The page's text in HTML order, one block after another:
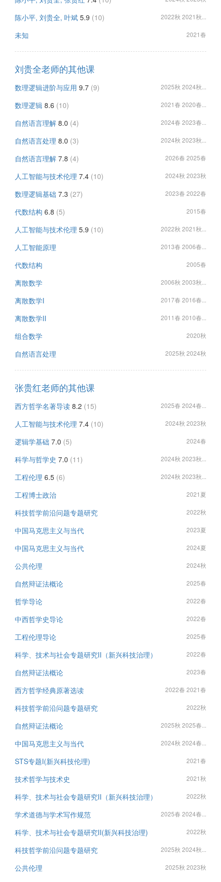
陈小平, 刘贵全, 叶斌 5.9 (10) 2022秋 2021秋...
未知 2021春
刘贵全老师的其他课
数理逻辑进阶与应用 9.7 (9) 2025秋 2024秋...
数理逻辑 8.6 (10) 2021春 2020春...
自然语言理解 8.0 (4) 2024春 2023春...
自然语言处理 8.0 (3) 2024秋 2023秋...
自然语言理解 7.8 (4) 2026春 2025春
人工智能与技术伦理 7.4 (10) 2024秋 2023秋
数理逻辑基础 7.3 (27) 2023春 2022春
代数结构 6.8 (5) 2015春
人工智能与技术伦理 5.9 (10) 2022秋 2021秋...
人工智能原理 2013春 2006春...
代数结构 2005春
离散数学 2006秋 2003秋...
离散数学I 2017春 2016春...
离散数学II 2011春 2010春...
组合数学 2020秋
自然语言处理 2025秋 2024秋
张贵红老师的其他课
西方哲学名著导读 8.2 (15) 2025春 2024春...
人工智能与技术伦理 7.4 (10) 2024秋 2023秋
逻辑学基础 7.0 (5) 2024春
科学与哲学史 7.0 (11) 2024秋 2023秋...
工程伦理 6.5 (6) 2024秋 2023秋...
工程博士政治 2021夏
科技哲学前沿问题专题研究 2022秋
中国马克思主义与当代 2023夏
中国马克思主义与当代 2024夏
公共伦理 2024秋
自然辩证法概论 2025春
哲学导论 2022春
中西哲学史导论 2022春
工程伦理导论 2025春
科学、技术与社会专题研究II（新兴科技治理） 2022春
自然辩证法概论 2023春
西方哲学经典原著选读 2022春 2021春
科技哲学前沿问题专题研究 2022秋
自然辩证法概论 2025秋 2025春...
中国马克思主义与当代 2024秋 2024春...
STS专题I(新兴科技伦理) 2021春
技术哲学与技术史 2021秋
科学、技术与社会专题研究II（新兴科技治理） 2022秋
学术道德与学术写作规范 2025春 2024春...
科学、技术与社会专题研究II(新兴科技治理) 2022秋
科技哲学前沿问题专题研究 2025秋 2024秋...
公共伦理 2025秋 2023秋